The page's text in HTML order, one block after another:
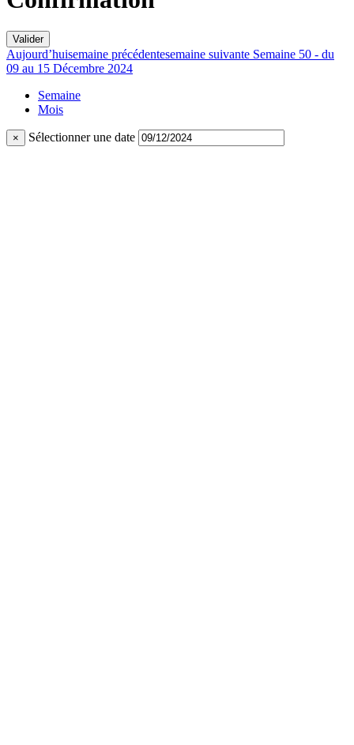
Valider
Aujourd’huisemaine précédentesemaine suivante Semaine 50 - du
09 au 15 Décembre 2024
Semaine
Mois
× Sélectionner une date